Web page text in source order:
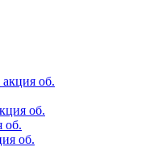
об.
об.
об.
об.